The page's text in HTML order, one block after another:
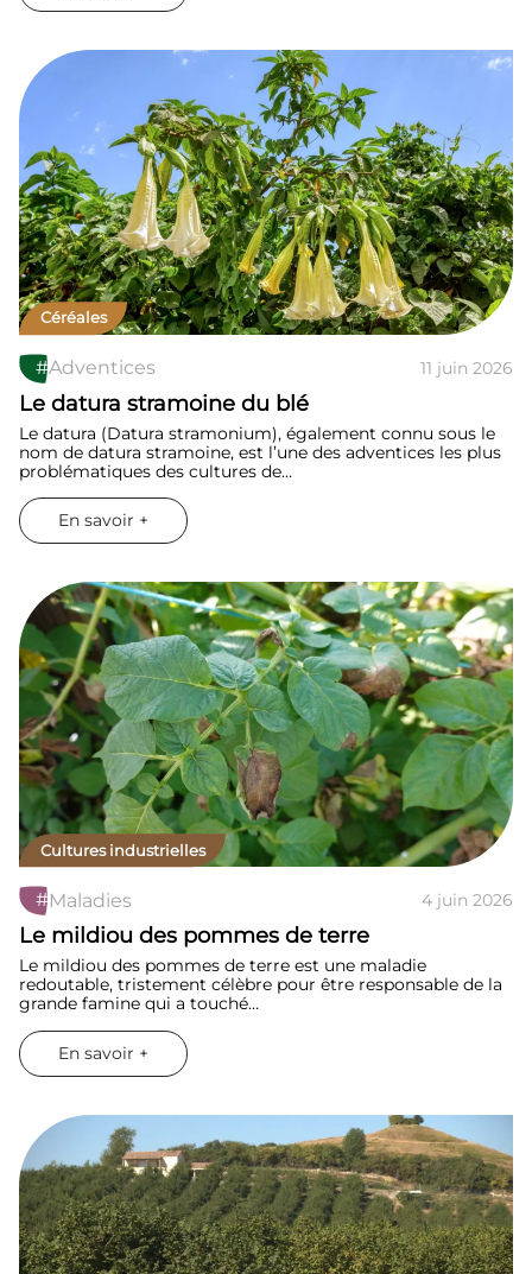
Céréales
#Adventices 11 juin 2026
Le datura stramoine du blé
Le datura (Datura stramonium), également connu sous le
nom de datura stramoine, est l’une des adventices les plus
problématiques des cultures de…
En savoir +
Cultures industrielles
#Maladies 4 juin 2026
Le mildiou des pommes de terre
Le mildiou des pommes de terre est une maladie
redoutable, tristement célèbre pour être responsable de la
grande famine qui a touché…
En savoir +